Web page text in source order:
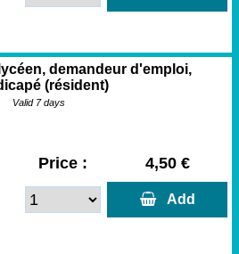
demandeur d'emploi,
(résident)
Valid 7 days
Price : 4,50 €
Add